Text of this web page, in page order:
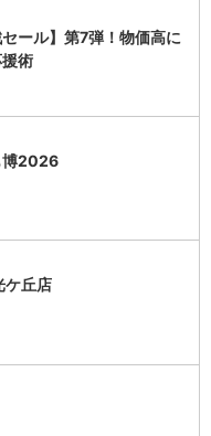
ール】第7弾！物価高に
術
博2026
ケ丘店